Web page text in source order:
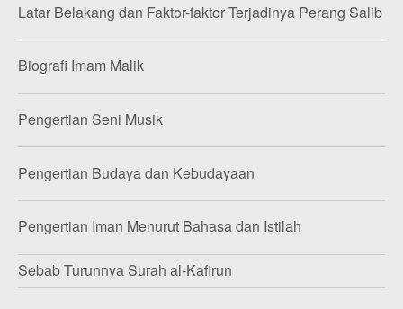
Latar Belakang dan Faktor-faktor Terjadinya Perang Salib
Biografi Imam Malik
Pengertian Seni Musik
Pengertian Budaya dan Kebudayaan
Pengertian Iman Menurut Bahasa dan Istilah
Sebab Turunnya Surah al-Kafirun